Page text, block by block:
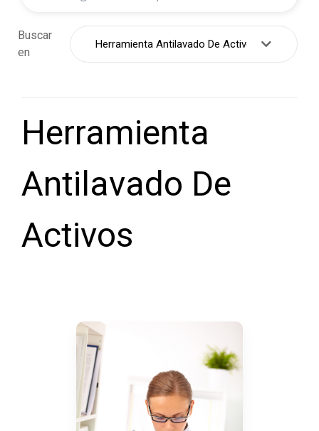
Buscar
en
Herramienta
Antilavado De
Activos